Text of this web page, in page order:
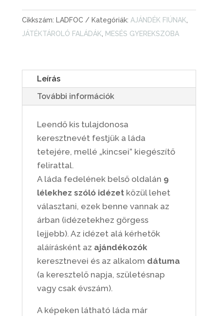
JÁTÉKTÁROLÓ
A
FOCIT
MENNYISÉG
Cikkszám: LADFOC Kategóriák: AJÁNDÉK FIÚNAK
JÁTÉKTÁROLÓ FALÁDÁK
MESÉS GYEREKSZOBA
Leírás
További információk
Leendő kis tulajdonosa
keresztnevét festjük a láda
tetejére, mellé „kincsei” kiegészítő
felirattal.
A láda fedelének belső oldalán 9
lélekhez szóló idézetközül lehet
választani, ezek benne vannak az
árban (idézetekhez görgess
lejjebb). Az idézet alá kérhetők
aláírásként az ajándékozók
keresztnevei és az alkalom dátuma
(a keresztelő napja, születésnap
vagy csak évszám).
A képeken látható láda már